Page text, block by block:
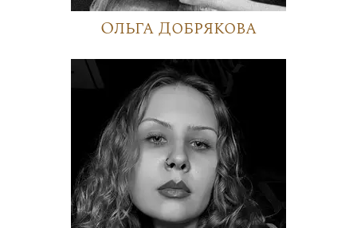
Ольга Добрякова